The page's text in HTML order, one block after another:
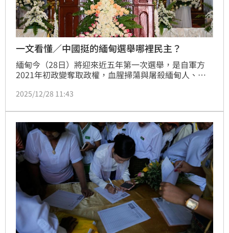
一文看懂／中國挺的緬甸選舉哪裡民主？
緬甸今（28日）將迎來近五年第一次選舉，是自軍方
2021年初政變奪取政權，血腥掃蕩與屠殺緬甸人、關
票，且僅有軍政府支持政黨能參選，回頭看緬甸軍政府
顯得諷刺。當然，五年前還是執政黨、最受歡迎的「全
國民主聯盟」（已被解散，政黨領袖翁山蘇姬也仍在獄
中，生死不明。這場選舉並未有「民主選舉」的活力與
熱情。
2025/12/28 11:43